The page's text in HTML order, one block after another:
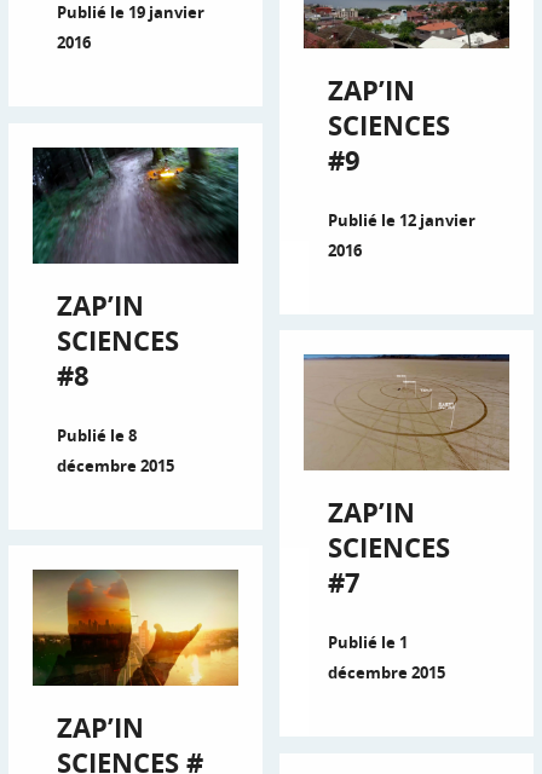
Publié le 19 janvier
2016
ZAP’IN
SCIENCES
#9
Publié le 12 janvier
2016
ZAP’IN
SCIENCES
#8
Publié le 8
décembre 2015
ZAP’IN
SCIENCES
#7
Publié le 1
décembre 2015
ZAP’IN
SCIENCES #